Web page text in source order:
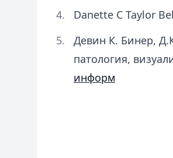
Danette C Taylor
Девин К. Бинер,
патология,
информ